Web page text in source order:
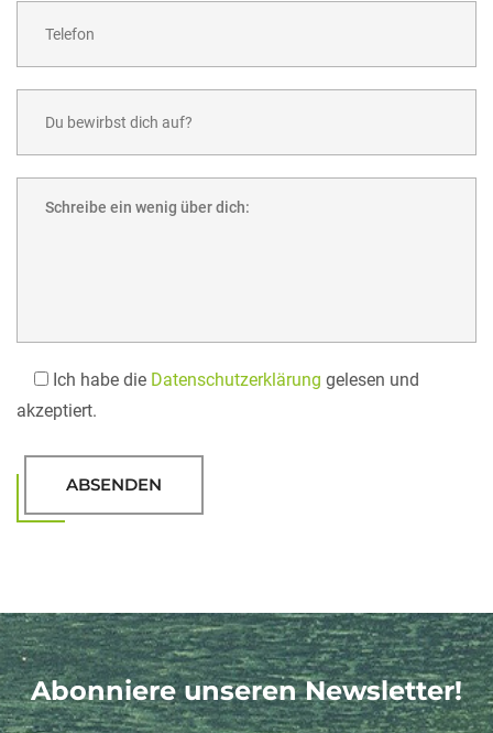
Ich habe die Datenschutzerklärung gelesen und
akzeptiert.
ABSENDEN
Abonniere unseren Newsletter!